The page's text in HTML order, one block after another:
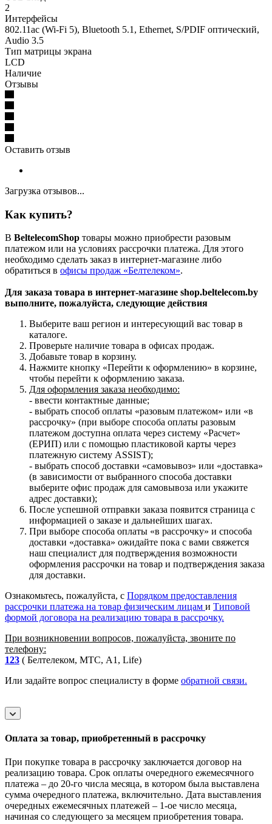
2
Интерфейсы
802.11ac (Wi-Fi 5), Bluetooth 5.1, Ethernet, S/PDIF оптический,
Audio 3.5
Тип матрицы экрана
LCD
Наличие
Отзывы
Оставить отзыв
Загрузка отзывов...
Как купить?
В BeltelecomShop товары можно приобрести разовым
платежом или на условиях рассрочки платежа. Для этого
необходимо сделать заказ в интернет-магазине либо
обратиться в офисы продаж «Белтелеком».
Для заказа товара в интернет-магазине shop.beltelecom.by
выполните, пожалуйста, следующие действия
Выберите ваш регион и интересующий вас товар в
каталоге.
Проверьте наличие товара в офисах продаж.
Добавьте товар в корзину.
Нажмите кнопку «Перейти к оформлению» в корзине,
чтобы перейти к оформлению заказа.
Для оформления заказа необходимо:
- ввести контактные данные;
- выбрать способ оплаты «разовым платежом» или «в
рассрочку» (при выборе способа оплаты разовым
платежом доступна оплата через систему «Расчет»
(ЕРИП) или с помощью пластиковой карты через
платежную систему ASSIST);
- выбрать способ доставки «самовывоз» или «доставка»
(в зависимости от выбранного способа доставки
выберите офис продаж для самовывоза или укажите
адрес доставки);
После успешной отправки заказа появится страница с
информацией о заказе и дальнейших шагах.
При выборе способа оплаты «в рассрочку» и способа
доставки «доставка» ожидайте пока с вами свяжется
наш специалист для подтверждения возможности
оформления рассрочки на товар и подтверждения заказа
для доставки.
Ознакомьтесь, пожалуйста, с Порядком предоставления
рассрочки платежа на товар физическим лицам и Типовой
формой договора на реализацию товара в рассрочку.
При возникновении вопросов, пожалуйста, звоните по
телефону:
123 ( Белтелеком, МТС, A1, Life)
Или задайте вопрос специалисту в форме обратной связи.
Оплата за товар, приобретенный в рассрочку
При покупке товара в рассрочку заключается договор на
реализацию товара. Срок оплаты очередного ежемесячного
платежа – до 20-го числа месяца, в котором была выставлена
сумма очередного платежа, включительно. Дата выставления
очередных ежемесячных платежей – 1-ое число месяца,
начиная со следующего за месяцем приобретения товара.